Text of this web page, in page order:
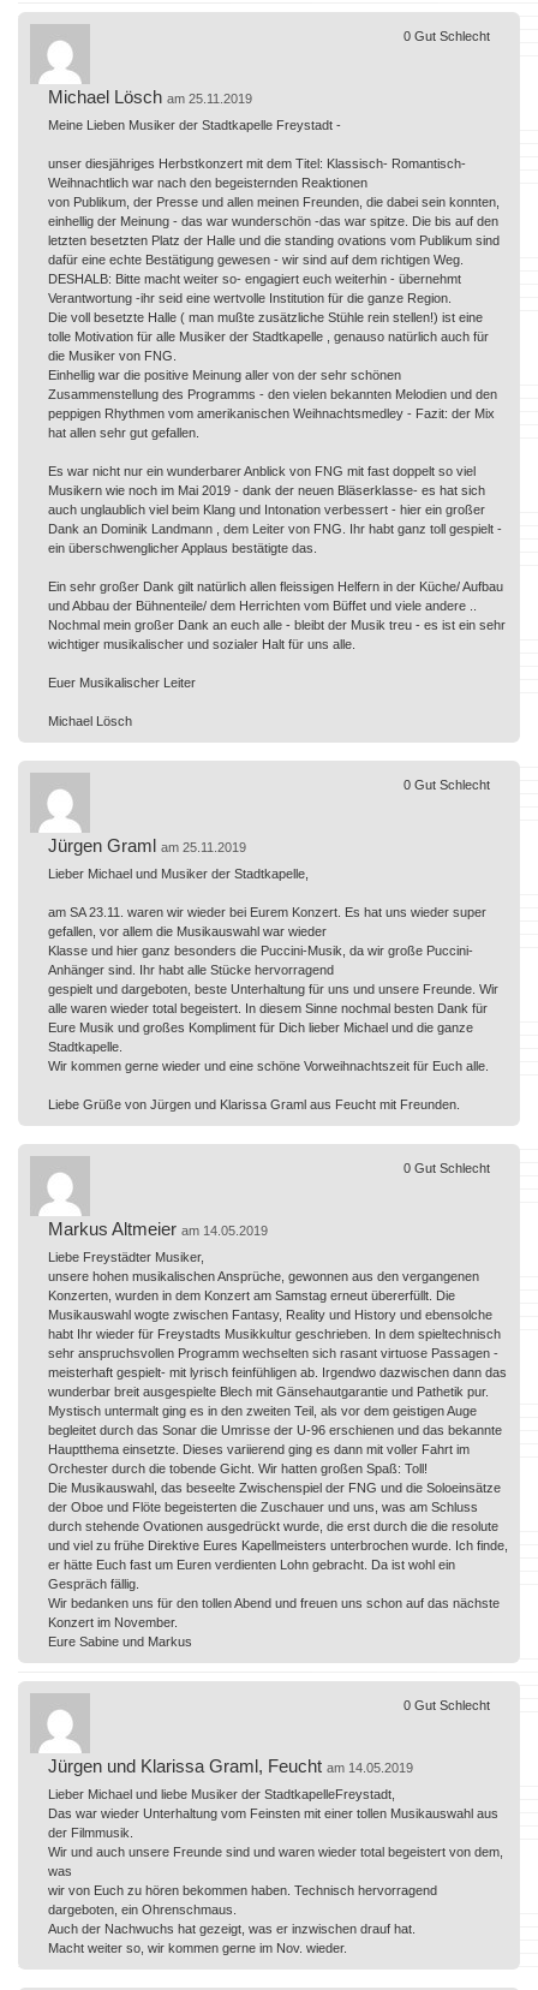
Michael Lösch am 25.11.2019
Meine Lieben Musiker der Stadtkapelle Freystadt -
unser diesjähriges Herbstkonzert mit dem Titel: Klassisch- Romantisch-
Weihnachtlich war nach den begeisternden Reaktionen
von Publikum, der Presse und allen meinen Freunden, die dabei sein konnten,
einhellig der Meinung - das war wunderschön -das war spitze. Die bis auf den
letzten besetzten Platz der Halle und die standing ovations vom Publikum sind
dafür eine echte Bestätigung gewesen - wir sind auf dem richtigen Weg.
DESHALB: Bitte macht weiter so- engagiert euch weiterhin - übernehmt
Verantwortung -ihr seid eine wertvolle Institution für die ganze Region.
Die voll besetzte Halle ( man mußte zusätzliche Stühle rein stellen!) ist eine
tolle Motivation für alle Musiker der Stadtkapelle , genauso natürlich auch für
die Musiker von FNG.
Einhellig war die positive Meinung aller von der sehr schönen
Zusammenstellung des Programms - den vielen bekannten Melodien und den
peppigen Rhythmen vom amerikanischen Weihnachtsmedley - Fazit: der Mix
hat allen sehr gut gefallen.
Es war nicht nur ein wunderbarer Anblick von FNG mit fast doppelt so viel
Musikern wie noch im Mai 2019 - dank der neuen Bläserklasse- es hat sich
auch unglaublich viel beim Klang und Intonation verbessert - hier ein großer
Dank an Dominik Landmann , dem Leiter von FNG. Ihr habt ganz toll gespielt -
ein überschwenglicher Applaus bestätigte das.
Ein sehr großer Dank gilt natürlich allen fleissigen Helfern in der Küche/ Aufbau
und Abbau der Bühnenteile/ dem Herrichten vom Büffet und viele andere ..
Nochmal mein großer Dank an euch alle - bleibt der Musik treu - es ist ein sehr
wichtiger musikalischer und sozialer Halt für uns alle.
Euer Musikalischer Leiter
Michael Lösch
0 Gut Schlecht
Jürgen Graml am 25.11.2019
Lieber Michael und Musiker der Stadtkapelle,
am SA 23.11. waren wir wieder bei Eurem Konzert. Es hat uns wieder super
gefallen, vor allem die Musikauswahl war wieder
Klasse und hier ganz besonders die Puccini-Musik, da wir große Puccini-
Anhänger sind. Ihr habt alle Stücke hervorragend
gespielt und dargeboten, beste Unterhaltung für uns und unsere Freunde. Wir
alle waren wieder total begeistert. In diesem Sinne nochmal besten Dank für
Eure Musik und großes Kompliment für Dich lieber Michael und die ganze
Stadtkapelle.
Wir kommen gerne wieder und eine schöne Vorweihnachtszeit für Euch alle.
Liebe Grüße von Jürgen und Klarissa Graml aus Feucht mit Freunden.
0 Gut Schlecht
Markus Altmeier am 14.05.2019
Liebe Freystädter Musiker,
unsere hohen musikalischen Ansprüche, gewonnen aus den vergangenen
Konzerten, wurden in dem Konzert am Samstag erneut übererfüllt. Die
Musikauswahl wogte zwischen Fantasy, Reality und History und ebensolche
habt Ihr wieder für Freystadts Musikkultur geschrieben. In dem spieltechnisch
sehr anspruchsvollen Programm wechselten sich rasant virtuose Passagen -
meisterhaft gespielt- mit lyrisch feinfühligen ab. Irgendwo dazwischen dann das
wunderbar breit ausgespielte Blech mit Gänsehautgarantie und Pathetik pur.
Mystisch untermalt ging es in den zweiten Teil, als vor dem geistigen Auge
begleitet durch das Sonar die Umrisse der U-96 erschienen und das bekannte
Hauptthema einsetzte. Dieses variierend ging es dann mit voller Fahrt im
Orchester durch die tobende Gicht. Wir hatten großen Spaß: Toll!
Die Musikauswahl, das beseelte Zwischenspiel der FNG und die Soloeinsätze
der Oboe und Flöte begeisterten die Zuschauer und uns, was am Schluss
durch stehende Ovationen ausgedrückt wurde, die erst durch die die resolute
und viel zu frühe Direktive Eures Kapellmeisters unterbrochen wurde. Ich finde,
er hätte Euch fast um Euren verdienten Lohn gebracht. Da ist wohl ein
Gespräch fällig.
Wir bedanken uns für den tollen Abend und freuen uns schon auf das nächste
Konzert im November.
Eure Sabine und Markus
0 Gut Schlecht
Jürgen und Klarissa Graml, Feucht am 14.05.2019
Lieber Michael und liebe Musiker der StadtkapelleFreystadt,
Das war wieder Unterhaltung vom Feinsten mit einer tollen Musikauswahl aus
der Filmmusik.
Wir und auch unsere Freunde sind und waren wieder total begeistert von dem,
was
wir von Euch zu hören bekommen haben. Technisch hervorragend
dargeboten, ein Ohrenschmaus.
Auch der Nachwuchs hat gezeigt, was er inzwischen drauf hat.
Macht weiter so, wir kommen gerne im Nov. wieder.
0 Gut Schlecht